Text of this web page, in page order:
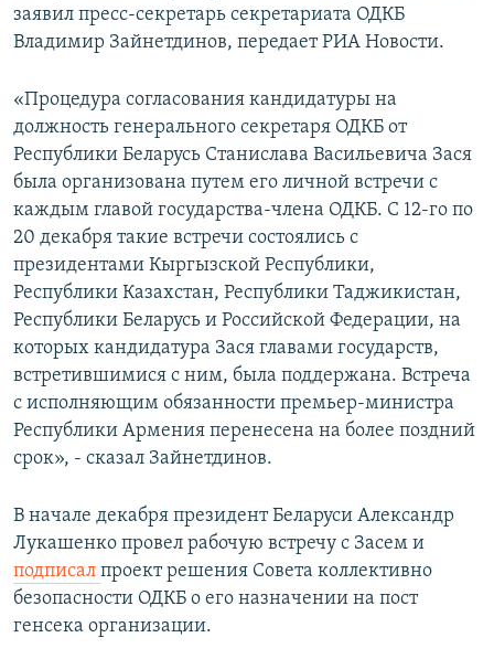
заявил пресс-секретарь секретариата ОДКБ
Владимир Зайнетдинов, передает РИА Новости.
«Процедура согласования кандидатуры на
должность генерального секретаря ОДКБ от
Республики Беларусь Станислава Васильевича Зася
была организована путем его личной встречи с
каждым главой государства-члена ОДКБ. С 12-го по
20 декабря такие встречи состоялись с
президентами Кыргызской Республики,
Республики Казахстан, Республики Таджикистан,
Республики Беларусь и Российской Федерации, на
которых кандидатура Зася главами государств,
встретившимися с ним, была поддержана. Встреча
с исполняющим обязанности премьер-министра
Республики Армения перенесена на более поздний
срок», - сказал Зайнетдинов.
В начале декабря президент Беларуси Александр
Лукашенко провел рабочую встречу с Засем и
подписал проект решения Совета коллективно
безопасности ОДКБ о его назначении на пост
генсека организации.